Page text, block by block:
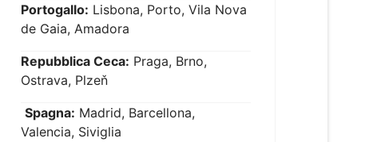
Portogallo: Lisbona, Porto, Vila Nova
de Gaia, Amadora
Repubblica Ceca: Praga, Brno,
Ostrava, Plzeň
Spagna: Madrid, Barcellona,
Valencia, Siviglia